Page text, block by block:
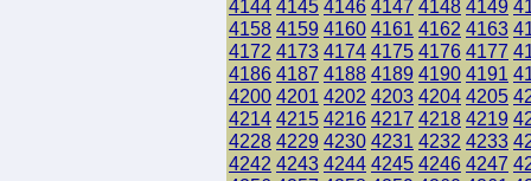
4144 4145 4146 4147 4148 4149
4158 4159 4160 4161 4162 4163
4172 4173 4174 4175 4176 4177
4186 4187 4188 4189 4190 4191
4200 4201 4202 4203 4204 4205
4214 4215 4216 4217 4218 4219
4228 4229 4230 4231 4232 4233
4242 4243 4244 4245 4246 4247